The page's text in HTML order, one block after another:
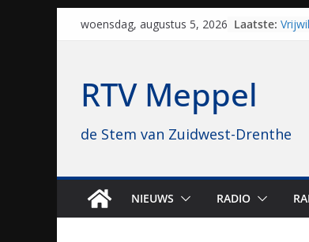
Skipwoensdag, augustus 5, 2026 Laatste:
RTV Meppel
de Stem van Zuidwest-Drenthe
NIEUWS RADIO